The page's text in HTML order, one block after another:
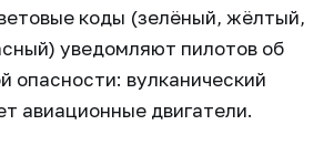
коды (зелёный, жёлтый,
уведомляют пилотов об
опасности: вулканический
авиационные двигатели.